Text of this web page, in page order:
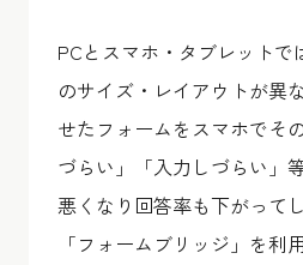
PCとスマホ・タブレットで
のサイズ・レイアウトが異
せたフォームをスマホでそ
づらい」「入力しづらい」
悪くなり回答率も下がって
「フォームブリッジ」を利